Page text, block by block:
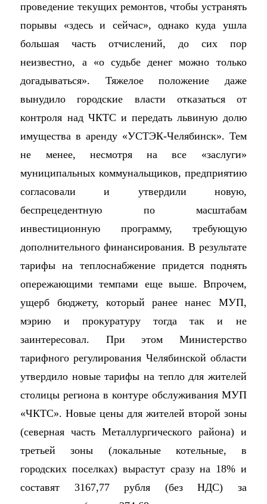
проведение текущих ремонтов, чтобы устранять
порывы «здесь и сейчас», однако куда ушла
большая часть отчислений, до сих пор
неизвестно, а «о судьбе денег можно только
догадываться». Тяжелое положение даже
вынудило городские власти отказаться от
контроля над ЧКТС и передать львиную долю
имущества в аренду «УСТЭК-Челябинск». Тем
не менее, несмотря на все «заслуги»
муниципальных коммунальщиков, предприятию
согласовали и утвердили новую,
беспрецедентную по масштабам
инвестиционную программу, требующую
дополнительного финансирования. В результате
тарифы на теплоснабжение придется поднять
опережающими темпами еще выше. Впрочем,
ущерб бюджету, который ранее нанес МУП,
мэрию и прокуратуру тогда так и не
заинтересовал. При этом Министерство
тарифного регулирования Челябинской области
утвердило новые тарифы на тепло для жителей
столицы региона в контуре обслуживания МУП
«ЧКТС». Новые цены для жителей второй зоны
(северная часть Металлургического района) и
третьей зоны (локальные котельные, в
городских поселках) вырастут сразу на 18% и
составят 3167,77 рубля (без НДС) за